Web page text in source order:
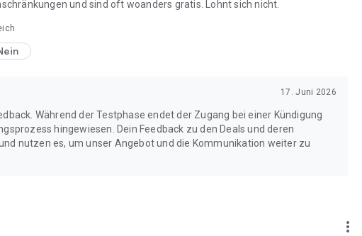
und sind oft woanders gratis. Lohnt sich nicht.
17. Juni 2026
Während der Testphase endet der Zugang bei einer Kündigung
hingewiesen. Dein Feedback zu den Deals und deren
nutzen es, um unser Angebot und die Kommunikation weiter zu
more_vert